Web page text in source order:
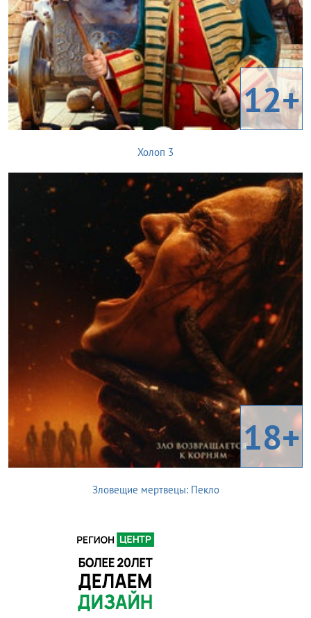
12+
Холоп 3
18+
Зловещие мертвецы: Пекло